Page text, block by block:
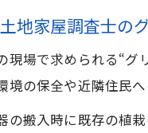
地家屋調査士の
現場で求められる“
境の保全や近隣住民
の搬入時に既存の植